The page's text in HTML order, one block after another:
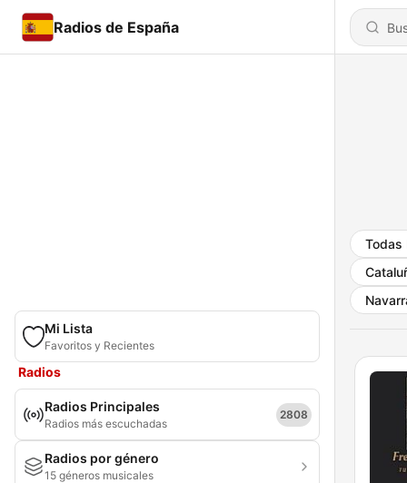
Radios de España
Mi Lista
Favoritos y Recientes
Radios
Radios Principales
Radios más escuchadas
2808
Radios por género
15 géneros musicales
Todas